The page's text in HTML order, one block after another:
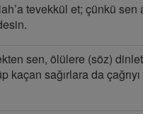
tevekkül et; çünkü sen
sen, ölülere (söz)
kaçan sağırlara da çağrıyı